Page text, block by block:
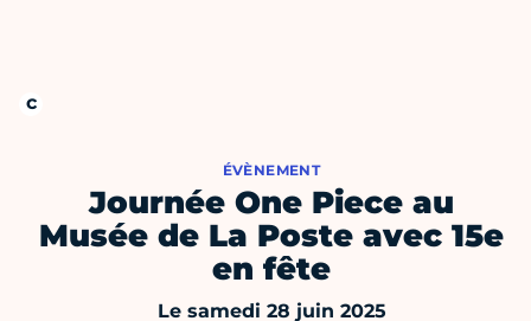
ÉVÈNEMENT
Journée One Piece au
Musée de La Poste avec 15e
en fête
Le samedi 28 juin 2025